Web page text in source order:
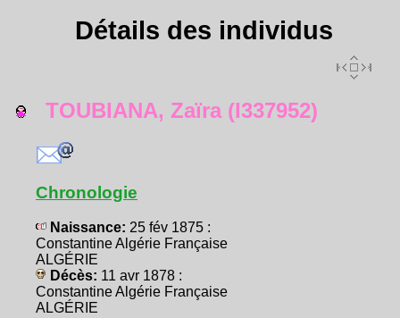
Détails des individus
TOUBIANA, Zaïra (I337952)
Chronologie
Naissance: 25 fév 1875 :
Constantine Algérie Française
ALGÉRIE
Décès: 11 avr 1878 :
Constantine Algérie Française
ALGÉRIE